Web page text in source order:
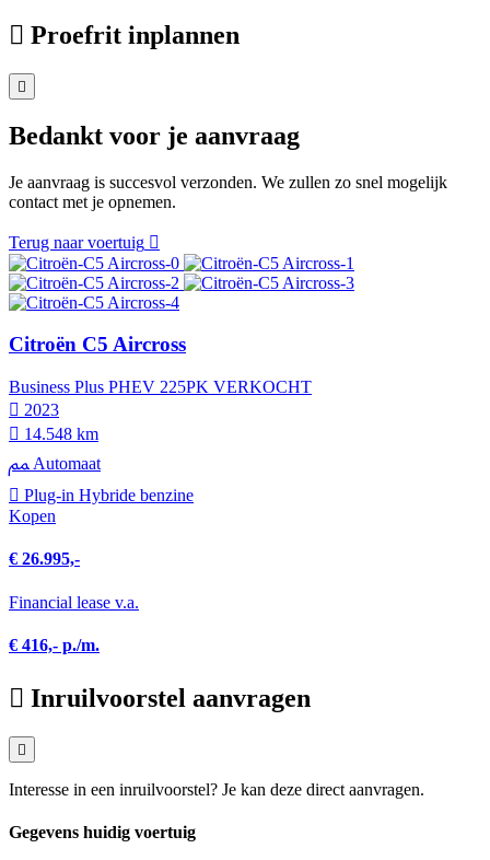
Proefrit inplannen
Bedankt voor je aanvraag
Je aanvraag is succesvol verzonden. We zullen zo snel mogelijk
contact met je opnemen.
Terug naar voertuig
Citroën C5 Aircross
Business Plus PHEV 225PK VERKOCHT
2023
14.548 km
Automaat
Plug-in Hybride benzine
Kopen
€ 26.995,-
Financial lease v.a.
€ 416,- p./m.
Inruilvoorstel aanvragen
Interesse in een inruilvoorstel? Je kan deze direct aanvragen.
Gegevens huidig voertuig